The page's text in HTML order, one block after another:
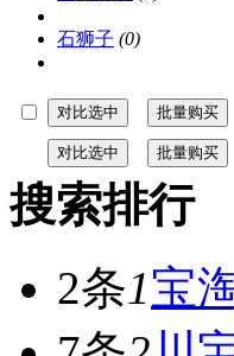
石狮子 (0)
搜索排行
2条1宝